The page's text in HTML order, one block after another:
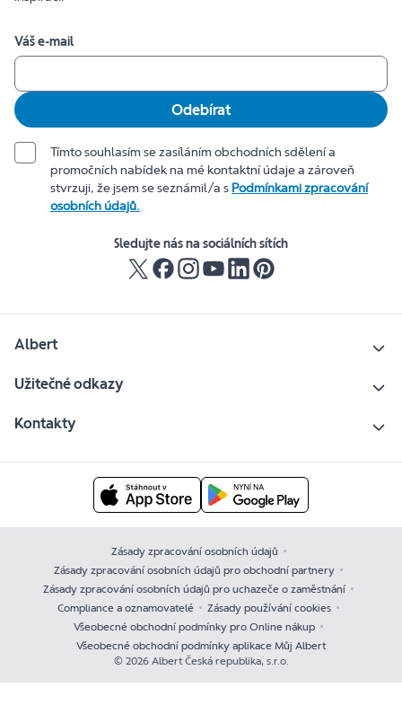
Váš e-mail
Odebírat
Tímto souhlasím se zasíláním obchodních sdělení a
promočních nabídek na mé kontaktní údaje a zároveň
stvrzuji, že jsem se seznámil/a s Podmínkami zpracování
osobních údajů.
Sledujte nás na sociálních sítích
Albert
Užitečné odkazy
Kontakty
Zásady zpracování osobních údajů
Zásady zpracování osobních údajů pro obchodní partnery
Zásady zpracování osobních údajů pro uchazeče o zaměstnání
Compliance a oznamovatelé
Zásady používání cookies
Všeobecné obchodní podmínky pro Online nákup
Všeobecné obchodní podmínky aplikace Můj Albert
© 2026 Albert Česká republika, s.r.o.